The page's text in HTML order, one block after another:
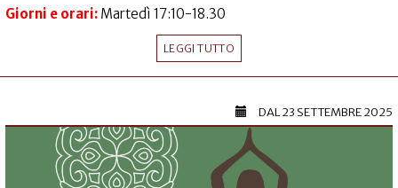
Giorni e orari: Martedì 17:10-18.30
LEGGI TUTTO
DAL23 SETTEMBRE 2025